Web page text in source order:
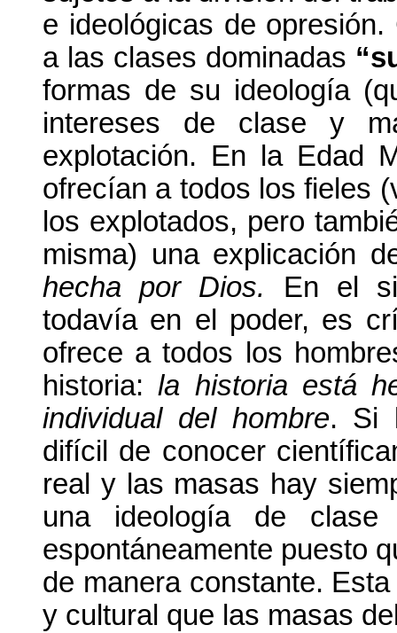
e ideológicas de
a las clases dominadas
formas de su ideología
intereses de clase y
explotación. En la Edad
ofrecían a todos los fieles
los explotados, pero
misma) una explicación
hecha por Dios.
En el
todavía en el poder, es
ofrece a todos los
historia:la historia está
individual del hombre. Si
difícil de conocer
real y las masas hay
una ideología de
espontáneamente puesto
de manera constante.
y cultural que las masas